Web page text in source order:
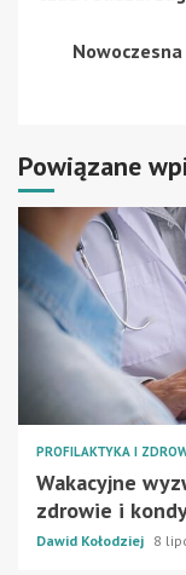
Powiązane
PROFILAKTYKA I
Wakacyjne
zdrowie i
Dawid Kołodziej 8